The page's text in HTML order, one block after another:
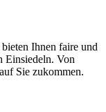
Ihnen faire und
Einsiedeln. Von
Sie zukommen.